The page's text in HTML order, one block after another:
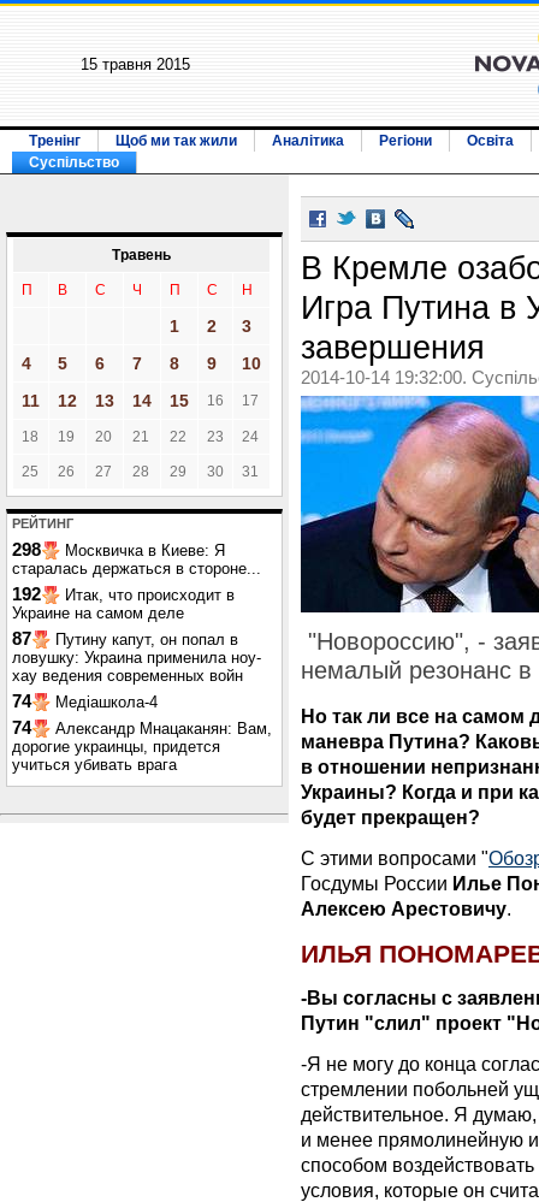
15 травня 2015
Тренінг Щоб ми так жили Аналітика Регіони
Освіта
Суспільство
Травень
П В С Ч П С Н
1 2
3
4
5 6 7 8 9
10
11
12 13 14 15 16 17
18 19 20 21 22 23 24
25 26 27 28 29 30 31
РЕЙТИНГ
298
Москвичка в Киеве: Я
старалась держаться в стороне...
192
Итак, что происходит в
Украине на самом деле
87
Путину капут, он попал в
ловушку: Украина применила ноу-
хау ведения современных войн
74 Медіашкола-4
74
Александр Мнацаканян: Вам,
дорогие украинцы, придется
учиться убивать врага
В Кремле
Игра Путина в
завершения
2014-10-14 19:32:00.
"Новороссию", -
немалый резонанс
Но так ли все на самом
маневра Путина?
в отношении
Украины? Когда и при
будет прекращен?
С этими вопросами "
Госдумы России Илье
Алексею Арестовичу.
ИЛЬЯ
-Вы согласны с
Путин "слил" проект
-Я не могу до конца
стремлении побольней
действительное. Я
и менее прямолинейную
способом
условия, которые он